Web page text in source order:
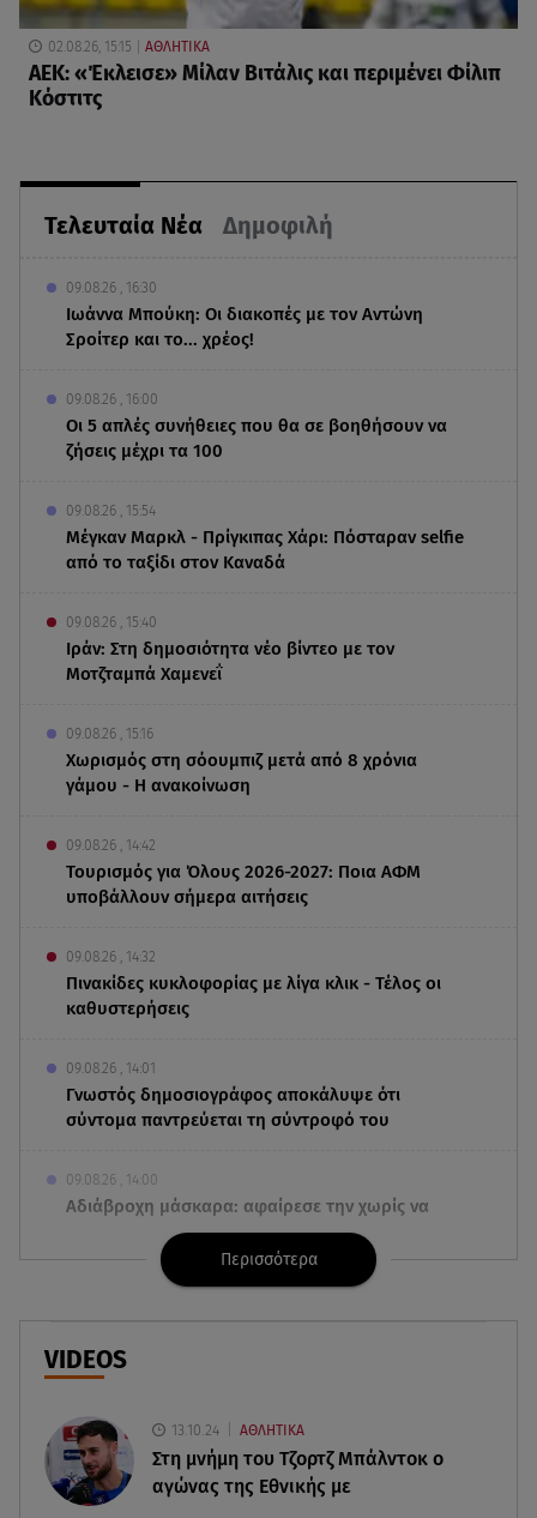
Τελευταία Νέα Δημοφιλή
09.08.26 , 16:30
Ιωάννα Μπούκη: Οι διακοπές με τον Αντώνη
Σροίτερ και το... χρέος!
09.08.26 , 16:00
Οι 5 απλές συνήθειες που θα σε βοηθήσουν να
ζήσεις μέχρι τα 100
09.08.26 , 15:54
Μέγκαν Μαρκλ - Πρίγκιπας Χάρι: Πόσταραν selfie
από το ταξίδι στον Καναδά
09.08.26 , 15:40
Ιράν: Στη δημοσιότητα νέο βίντεο με τον
Μοτζταμπά Χαμενεΐ
09.08.26 , 15:16
Χωρισμός στη σόουμπιζ μετά από 8 χρόνια
γάμου - Η ανακοίνωση
09.08.26 , 14:42
Τουρισμός για Όλους 2026-2027: Ποια ΑΦΜ
υποβάλλουν σήμερα αιτήσεις
09.08.26 , 14:32
Πινακίδες κυκλοφορίας με λίγα κλικ - Τέλος οι
καθυστερήσεις
09.08.26 , 14:01
Γνωστός δημοσιογράφος αποκάλυψε ότι
σύντομα παντρεύεται τη σύντροφό του
09.08.26 , 14:00
Αδιάβροχη μάσκαρα: αφαίρεσε την χωρίς να
ταλαιπωρείς τις βλεφερίδες σου
Χούθι: «Χτύπησαν» διυλιστήριο της Aramco στη
Μήλος: Ελικόπτερο προσγειώθηκε στο
Σαρακήνικο
Περισσότερα
VIDEOS
13.10.24 ΑΘΛΗΤΙΚΑ
Στη μνήμη του Τζορτζ Μπάλντοκ ο
αγώνας της Εθνικής με
02.08.26, 15:15 ΑΘΛΗΤΙΚΑ
ΑΕΚ: «Έκλεισε» Μίλαν Βιτάλις και περιμένει Φίλιπ
Κόστιτς